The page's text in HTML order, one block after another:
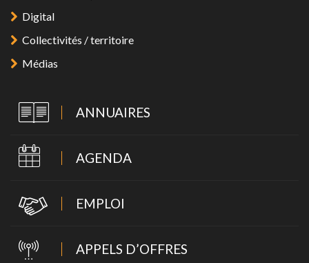
Digital
Collectivités / territoire
Médias
ANNUAIRES
AGENDA
EMPLOI
APPELS D’OFFRES